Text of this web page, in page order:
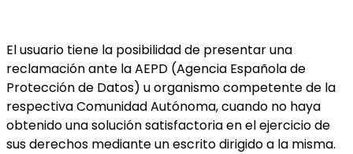
El usuario tiene la posibilidad de presentar una
reclamación ante la AEPD (Agencia Española de
Protección de Datos) u organismo competente de la
respectiva Comunidad Autónoma, cuando no haya
obtenido una solución satisfactoria en el ejercicio de
sus derechos mediante un escrito dirigido a la misma.